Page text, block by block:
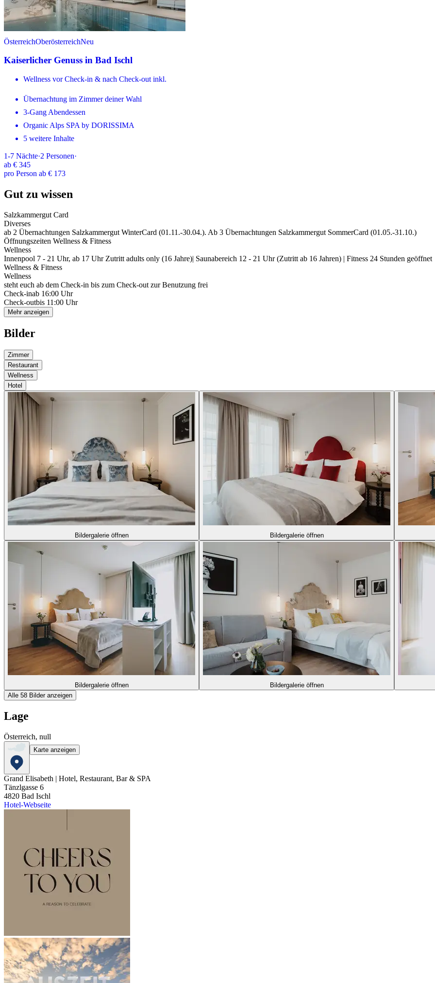
ÖsterreichOberösterreichNeu
Kaiserlicher Genuss in Bad Ischl
Wellness vor Check-in & nach Check-out inkl.
Übernachtung im Zimmer deiner Wahl
3-Gang Abendessen
Organic Alps SPA by DORISSIMA
5 weitere Inhalte
1-7 Nächte·2 Personen·
ab € 345
pro Person ab € 173
Gut zu wissen
Salzkammergut Card
Diverses
ab 2 Übernachtungen Salzkammergut WinterCard (01.11.-30.04.). Ab 3 Übernachtungen Salzkammergut SommerCard (01.05.-31.10.)
Öffnungszeiten Wellness & Fitness
Wellness
Innenpool 7 - 21 Uhr, ab 17 Uhr Zutritt adults only (16 Jahre)| Saunabereich 12 - 21 Uhr (Zutritt ab 16 Jahren) | Fitness 24 Stunden geöffnet
Wellness & Fitness
Wellness
steht euch ab dem Check-in bis zum Check-out zur Benutzung frei
Check-inab 16:00 Uhr
Check-outbis 11:00 Uhr
Mehr anzeigen
Bilder
Zimmer
Restaurant
Wellness
Hotel
Bildergalerie öffnen Bildergalerie öffnen
Bildergalerie öffnen
Bildergalerie öffnen
Alle 58 Bilder anzeigen
Lage
Österreich, null
Karte anzeigen
Grand Elisabeth | Hotel, Restaurant, Bar & SPA
Tänzlgasse 6
4820 Bad Ischl
Hotel-Webseite